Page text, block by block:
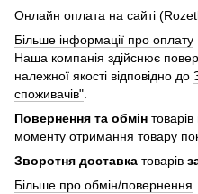
Онлайн оплата на сайті
Більше інформації про оплату
Наша компанія здійснює
належної якості відповідно до
споживачів"
Повернення та обмін
моменту отримання товару
Зворотня доставка товарів
Більше про обмін/повернення